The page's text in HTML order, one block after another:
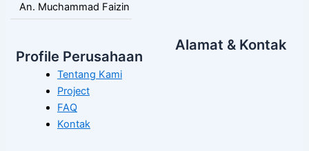
An. Muchammad Faizin
Profile Perusahaan
Tentang Kami
Project
FAQ
Kontak
Alamat & Kontak